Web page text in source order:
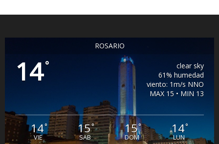
ROSARIO
14°
clear sky
61% humedad
viento: 1m/s NNO
MAX 15 • MIN 13
14°
VIE
15°
SAB
15°
DOM
14°
LUN